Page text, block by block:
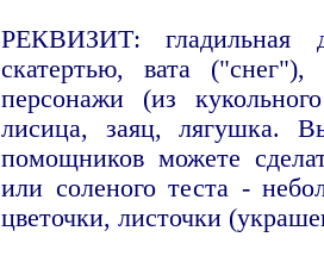
РЕКВИЗИТ: гладильная
скатертью, вата
персонажи (из
лисица, заяц, лягушка.
помощников можете
или соленого теста -
цветочки, листочки